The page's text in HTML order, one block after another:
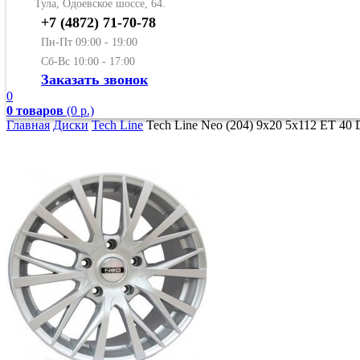
Тула, Одоевское шоссе, 64.
+7 (4872) 71-70-78
Пн-Пт 09:00 - 19:00
Сб-Вс 10:00 - 17:00
Заказать звонок
0
0 товаров (0 р.)
Главная Диски Tech LineTech Line Neo (204) 9x20 5x112 ET 40